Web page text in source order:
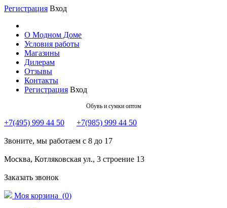
Регистрация Вход
О Модном Доме
Условия работы
Магазины
Дилерам
Отзывы
Контакты
Регистрация Вход
Обувь и сумки оптом
+7(495) 999 44 50 +7(985) 999 44 50
Звоните, мы работаем с 8 до 17
Москва, Котляковская ул., 3 строение 13
Заказать звонок
Моя корзина (0)